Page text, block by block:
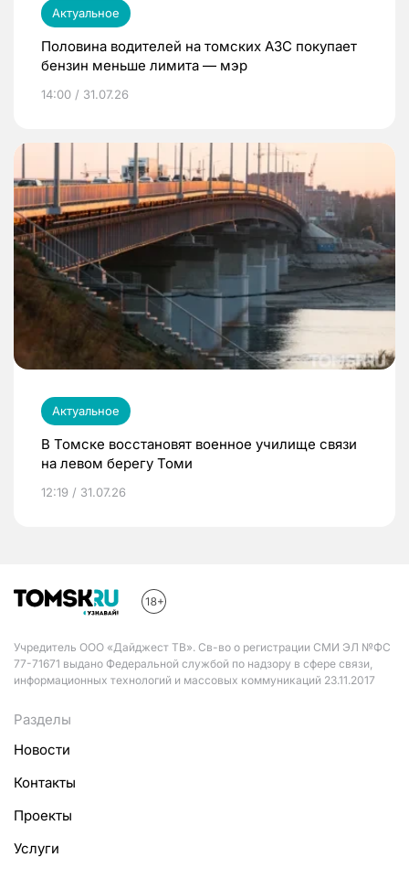
Актуальное
Половина водителей на томских АЗС покупает
бензин меньше лимита — мэр
14:00 / 31.07.26
Актуальное
В Томске восстановят военное училище связи
на левом берегу Томи
12:19 / 31.07.26
Учредитель ООО «Дайджест ТВ». Св-во о регистрации СМИ ЭЛ №ФС
77-71671 выдано Федеральной службой по надзору в сфере связи,
информационных технологий и массовых коммуникаций 23.11.2017
Разделы
Новости
Контакты
Проекты
Услуги